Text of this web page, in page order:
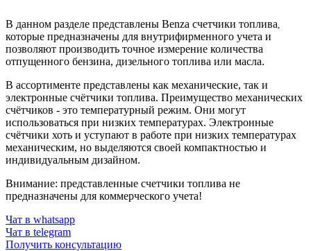
В данном разделе представлены Benza счетчики топлива
которые предназначены для внутрифирменного учета и
позволяют производить точное измерение количества
отпущенного бензина, дизельного топлива или масла.
В ассортименте представлены как механические, так и
электронные счётчики топлива. Преимущество механических
счётчиков - это температурный режим. Они могут
использоваться при низких температурах. Электронные
счётчики хоть и уступают в работе при низких температурах
механическим, но выделяются своей компактностью и
индивидуальным дизайном.
Внимание: представленные счетчики топлива не
предназначены для коммерческого учета!
Чат в whatsapp
Чат в telegram
Получить консультацию